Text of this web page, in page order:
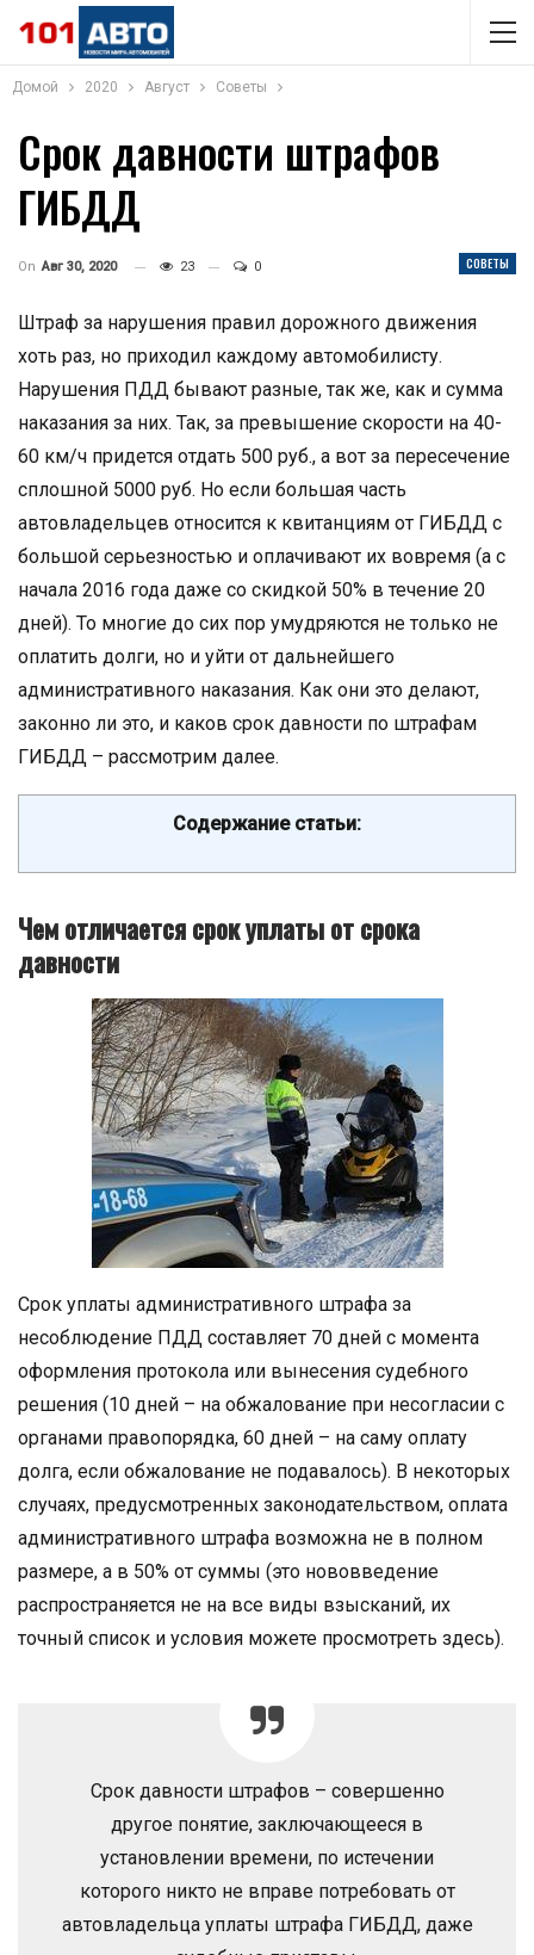
Домой 2020 Август Советы
Срок давности штрафов
ГИБДД
СОВЕТЫ
On Авг 30, 2020 23 0
Штраф за нарушения правил дорожного движения
хоть раз, но приходил каждому автомобилисту.
Нарушения ПДД бывают разные, так же, как и сумма
наказания за них. Так, за превышение скорости на 40-
60 км/ч придется отдать 500 руб., а вот за пересечение
сплошной 5000 руб. Но если большая часть
автовладельцев относится к квитанциям от ГИБДД с
большой серьезностью и оплачивают их вовремя (а с
начала 2016 года даже со скидкой 50% в течение 20
дней). То многие до сих пор умудряются не только не
оплатить долги, но и уйти от дальнейшего
административного наказания. Как они это делают,
законно ли это, и каков срок давности по штрафам
ГИБДД – рассмотрим далее.
Содержание статьи:
Чем отличается срок уплаты от срока
давности
Срок уплаты административного штрафа за
несоблюдение ПДД составляет 70 дней с момента
оформления протокола или вынесения судебного
решения (10 дней – на обжалование при несогласии с
органами правопорядка, 60 дней – на саму оплату
долга, если обжалование не подавалось). В некоторых
случаях, предусмотренных законодательством, оплата
административного штрафа возможна не в полном
размере, а в 50% от суммы (это нововведение
распространяется не на все виды взысканий, их
точный список и условия можете просмотреть здесь).
Срок давности штрафов – совершенно
другое понятие, заключающееся в
установлении времени, по истечении
которого никто не вправе потребовать от
автовладельца уплаты штрафа ГИБДД, даже